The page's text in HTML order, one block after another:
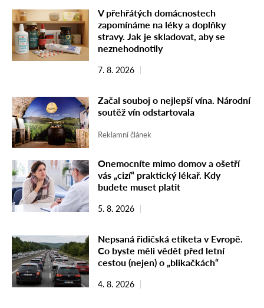
V přehřátých domácnostech
zapomínáme na léky a doplňky
stravy. Jak je skladovat, aby se
neznehodnotily
7. 8. 2026
Začal souboj o nejlepší vína. Národní
soutěž vín odstartovala
Reklamní článek
Onemocníte mimo domov a ošetří
vás „cizí“ praktický lékař. Kdy
budete muset platit
5. 8. 2026
Nepsaná řidičská etiketa v Evropě.
Co byste měli vědět před letní
cestou (nejen) o „blikačkách“
4. 8. 2026